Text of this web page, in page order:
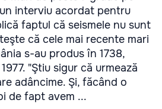
interviu acordat pentru
faptul că seismele nu sunt
că cele mai recente mari
s-au produs în 1738,
"Ştiu sigur că urmează
adâncime. Şi, făcând o
de fapt avem ...